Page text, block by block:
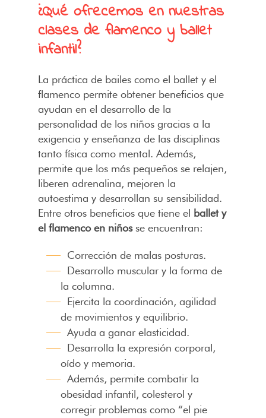
¿Qué ofrecemos en nuestras
clases de flamenco y ballet
infantil?
La práctica de bailes como el ballet y el
flamenco permite obtener beneficios que
ayudan en el desarrollo de la
personalidad de los niños gracias a la
exigencia y enseñanza de las disciplinas
tanto física como mental. Además,
permite que los más pequeños se relajen,
liberen adrenalina, mejoren la
autoestima y desarrollan su sensibilidad.
Entre otros beneficios que tiene el ballet y
el flamenco en niñosse encuentran:
Corrección de malas posturas.
Desarrollo muscular y la forma de
la columna.
Ejercita la coordinación, agilidad
de movimientos y equilibrio.
Ayuda a ganar elasticidad.
Desarrolla la expresión corporal,
oído y memoria.
Además, permite combatir la
obesidad infantil, colesterol y
corregir problemas como “el pie